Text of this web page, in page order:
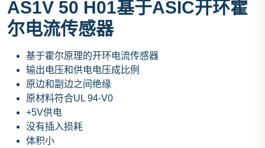
AS1V 50 H01基于ASIC开环霍
尔电流传感器
基于霍尔原理的开环电流传感器
输出电压和供电电压成比例
原边和副边之间绝缘
原材料符合UL 94-V0
+5V供电
没有插入损耗
体积小